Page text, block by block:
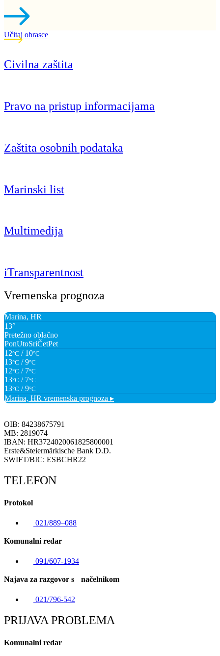
Učitaj obrasce
Civilna zaštita
Pravo na pristup informacijama
Zaštita osobnih podataka
Marinski list
Multimedija
iTransparentnost
Vremenska prognoza
Marina, HR
13°
Pretežno oblačno
PonUtoSriČetPet
12°C / 10°C
13°C / 9°C
12°C / 7°C
13°C / 7°C
13°C / 9°C
Marina, HR vremenska prognoza ▸
OIB: 84238675791
MB: 2819074
IBAN: HR3724020061825800001
Erste&Steiermärkische Bank D.D.
SWIFT/BIC: ESBCHR22
TELEFON
Protokol
021/889–088
Komunalni redar
091/607-1934
Najava za razgovor s načelnikom
021/796-542
PRIJAVA PROBLEMA
Komunalni redar